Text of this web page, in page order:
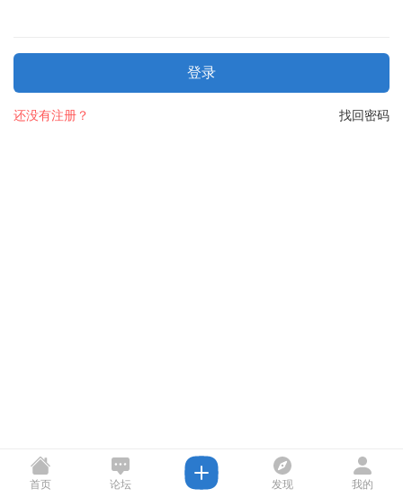
登录
找回密码
还没有注册？
首页 论坛 发现 我的